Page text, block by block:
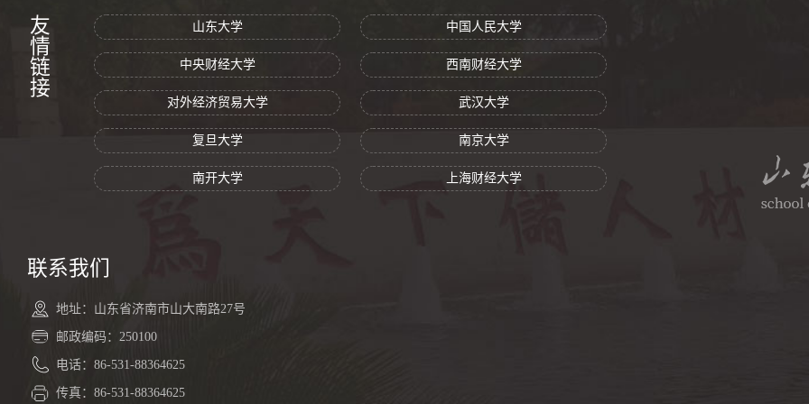
友情链接 山东大学 中国人民大学
中央财经大学 西南财经大学
对外经济贸易大学 武汉大学
复旦大学 南京大学
南开大学 上海财经大学
联系我们
地址：山东省济南市山大南路27号
邮政编码：250100
电话：86-531-88364625
传真：86-531-88364625